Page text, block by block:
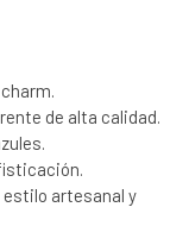
de alta calidad.
estilo artesanal y